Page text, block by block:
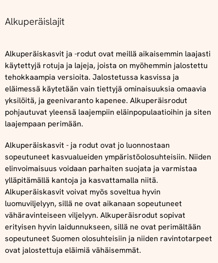
Alkuperäislajit
Alkuperäiskasvit ja -rodut ovat meillä aikaisemmin laajasti
käytettyjä rotuja ja lajeja, joista on myöhemmin jalostettu
tehokkaampia versioita. Jalostetussa kasvissa ja
eläimessä käytetään vain tiettyjä ominaisuuksia omaavia
yksilöitä, ja geenivaranto kapenee. Alkuperäisrodut
pohjautuvat yleensä laajempiin eläinpopulaatioihin ja siten
laajempaan perimään.
Alkuperäiskasvit - ja rodut ovat jo luonnostaan
sopeutuneet kasvualueiden ympäristöolosuhteisiin. Niiden
elinvoimaisuus voidaan parhaiten suojata ja varmistaa
ylläpitämällä kantoja ja kasvattamalla niitä.
Alkuperäiskasvit voivat myös soveltua hyvin
luomuviljelyyn, sillä ne ovat aikanaan sopeutuneet
vähäravinteiseen viljelyyn. Alkuperäisrodut sopivat
erityisen hyvin laidunnukseen, sillä ne ovat perimältään
sopeutuneet Suomen olosuhteisiin ja niiden ravintotarpeet
ovat jalostettuja eläimiä vähäisemmät.